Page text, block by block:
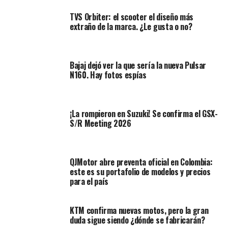
inversores de Pierer Mobility, casa matriz de este
fabricante y KTM,durante el mes de agosto del año
aunque sin una presentación formal del modelo
alemán, reveló unas fotografías de acción, donde el
nuevo vehículo ya estaba siendo probado en calle,
medio, no veríamos una exposición oficial hasta
finales del año 2021, y la puesta en vitrinas en el
TVS Orbiter: el scooter el diseño más
extraño de la marca. ¿Le gusta o no?
Bajaj dejó ver la que sería la nueva Pulsar
N160. Hay fotos espías
¡La rompieron en Suzuki! Se confirma el GSX-
S/R Meeting 2026
QJMotor abre preventa oficial en Colombia:
este es su portafolio de modelos y precios
para el país
KTM confirma nuevas motos, pero la gran
duda sigue siendo ¿dónde se fabricarán?